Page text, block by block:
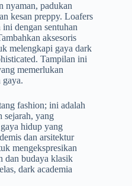
nyaman, padukan
kesan preppy. Loafers
dengan sentuhan
aksesoris
melengkapi gaya dark
Tampilan ini
memerlukan
gaya.
fashion; ini adalah
sejarah, yang
hidup yang
dan arsitektur
mengekspresikan
dan budaya klasik
dark academia